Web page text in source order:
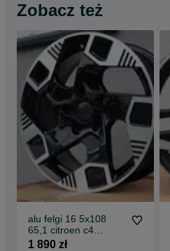
Zobacz też
alu felgi 16 5x108
65,1 citroen c4
picasso berlingo c5
1 890 zł